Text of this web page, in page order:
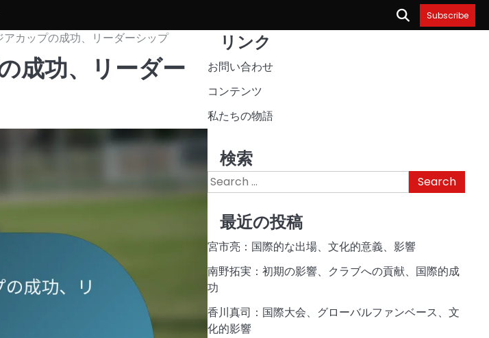
Subscribe
カップの成功、リーダーシップ
成功、リーダー
リンク
お問い合わせ
コンテンツ
私たちの物語
検索
Search
for:
最近の投稿
宮市亮：国際的な出場、文化的意義、影響
南野拓実：初期の影響、クラブへの貢献、国際的成
功
香川真司：国際大会、グローバルファンベース、文
化的影響